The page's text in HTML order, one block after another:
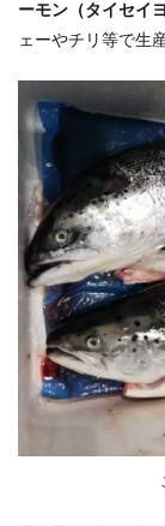
ーモン（タイセイ
ェーやチリ等で生